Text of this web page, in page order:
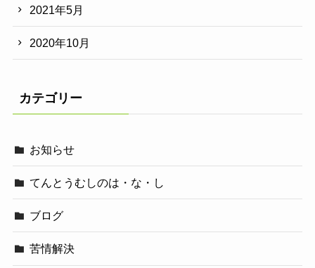
2021年5月
2020年10月
カテゴリー
お知らせ
てんとうむしのは・な・し
ブログ
苦情解決